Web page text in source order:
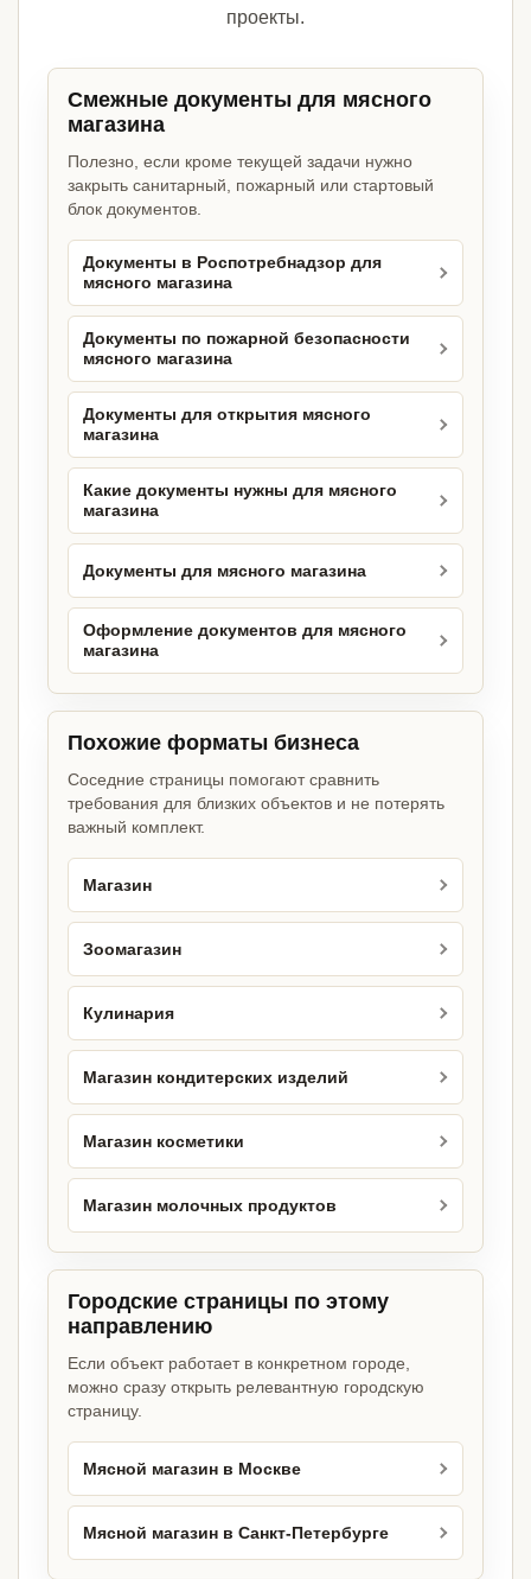
проекты.
Смежные документы для мясного
магазина
Полезно, если кроме текущей задачи нужно
закрыть санитарный, пожарный или стартовый
блок документов.
Документы в Роспотребнадзор для
мясного магазина
Документы по пожарной безопасности
мясного магазина
Документы для открытия мясного
магазина
Какие документы нужны для мясного
магазина
Документы для мясного магазина
Оформление документов для мясного
магазина
Похожие форматы бизнеса
Соседние страницы помогают сравнить
требования для близких объектов и не потерять
важный комплект.
Магазин
Зоомагазин
Кулинария
Магазин кондитерских изделий
Магазин косметики
Магазин молочных продуктов
Городские страницы по этому
направлению
Если объект работает в конкретном городе,
можно сразу открыть релевантную городскую
страницу.
Мясной магазин в Москве
Мясной магазин в Санкт-Петербурге